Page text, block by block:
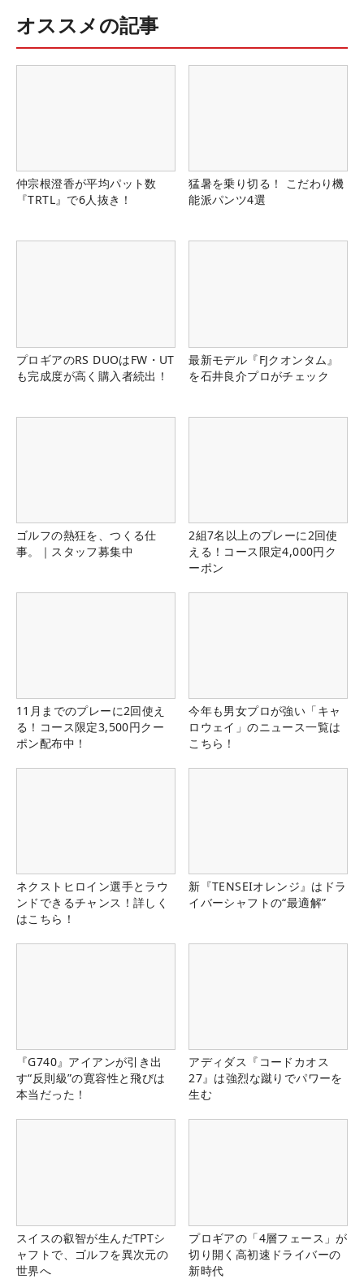
オススメの記事
仲宗根澄香が平均パット数
『TRTL』で6人抜き！
猛暑を乗り切る！ こだわり機
能派パンツ4選
プロギアのRS DUOはFW・UT
も完成度が高く購入者続出！
最新モデル『FJクオンタム』
を石井良介プロがチェック
ゴルフの熱狂を、つくる仕
事。｜スタッフ募集中
2組7名以上のプレーに2回使
える！コース限定4,000円ク
ーポン
11月までのプレーに2回使え
る！コース限定3,500円クー
ポン配布中！
今年も男女プロが強い「キャ
ロウェイ」のニュース一覧は
こちら！
ネクストヒロイン選手とラウ
ンドできるチャンス！詳しく
はこちら！
新『TENSEIオレンジ』はドラ
イバーシャフトの“最適解”
『G740』アイアンが引き出
す“反則級”の寛容性と飛びは
本当だった！
アディダス『コードカオス
27』は強烈な蹴りでパワーを
生む
スイスの叡智が生んだTPTシ
ャフトで、ゴルフを異次元の
世界へ
プロギアの「4層フェース」が
切り開く高初速ドライバーの
新時代